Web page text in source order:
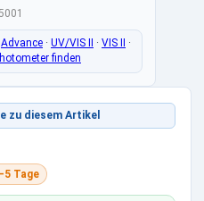
Advance · UV/VIS II · VIS II
·
finden
zu diesem Artikel
Tage